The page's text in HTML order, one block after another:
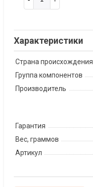
Характеристики
Страна происхождения
Группа компонентов
Производитель
Гарантия
Вес, граммов
Артикул